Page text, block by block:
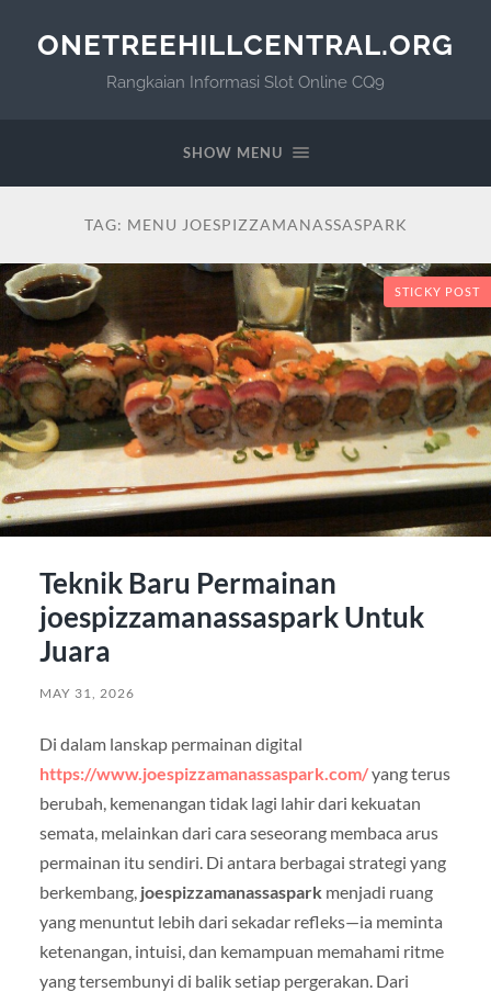
ONETREEHILLCENTRAL.ORG
Rangkaian Informasi Slot Online CQ9
SHOW MENU
TAG: MENU JOESPIZZAMANASSASPARK
STICKY POST
Teknik Baru Permainan
joespizzamanassaspark Untuk
Juara
MAY 31, 2026
Di dalam lanskap permainan digital
https://www.joespizzamanassaspark.com/yang terus
berubah, kemenangan tidak lagi lahir dari kekuatan
semata, melainkan dari cara seseorang membaca arus
permainan itu sendiri. Di antara berbagai strategi yang
berkembang, joespizzamanassasparkmenjadi ruang
yang menuntut lebih dari sekadar refleks—ia meminta
ketenangan, intuisi, dan kemampuan memahami ritme
yang tersembunyi di balik setiap pergerakan. Dari